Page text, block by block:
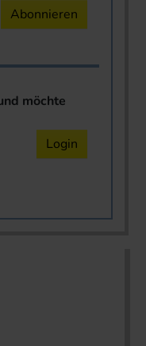
Abonnieren
möchte
Login